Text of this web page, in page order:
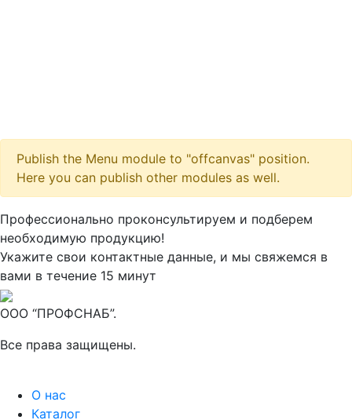
Publish the Menu module to "offcanvas" position.
Here you can publish other modules as well.
М ● консультант ПРОФСНАБ
Профессионально проконсультируем и подберем
необходимую продукцию!
Укажите свои контактные данные, и мы свяжемся в
вами в течение 15 минут
ООО “ПРОФСНАБ”.
Все права защищены.
О нас
Каталог